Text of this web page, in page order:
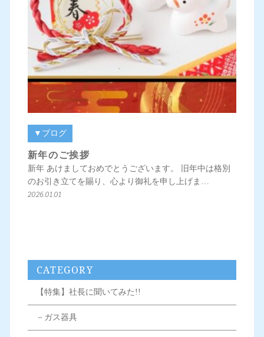
▼ブログ
新年のご挨拶
新年 あけましておめでとうございます。 旧年中は格別
のお引き立てを賜り、心より御礼を申し上げま…
2026.01.01
CATEGORY
【特集】社長に聞いてみた!!
－ガス器具